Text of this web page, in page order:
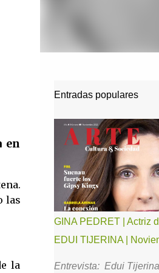
en
las
la
Entradas populares
GINA PEDRET | Actriz
EDUI TIJERINA |
Entrevista: Edui